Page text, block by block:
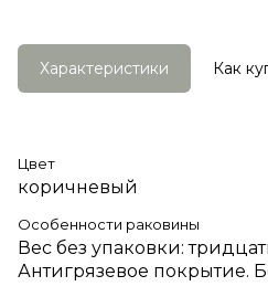
Характеристики Как
Цвет
коричневый
Особенности раковины
Вес без упаковки:
Антигрязевое покрытие.